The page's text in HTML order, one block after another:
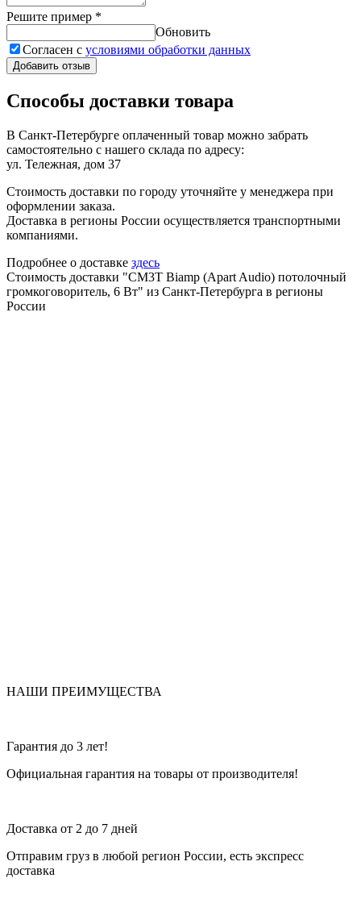
Решите пример *
Обновить
Согласен с условиями обработки данных
Добавить отзыв
Способы доставки товара
В Санкт-Петербурге оплаченный товар можно забрать
самостоятельно с нашего склада по адресу:
ул. Тележная, дом 37
Стоимость доставки по городу уточняйте у менеджера при
оформлении заказа.
Доставка в регионы России осуществляется транспортными
компаниями.
Подробнее о доставке здесь
Стоимость доставки "CM3T Biamp (Apart Audio) потолочный
громкоговоритель, 6 Вт" из Санкт-Петербурга в регионы
России
НАШИ ПРЕИМУЩЕСТВА
Гарантия до 3 лет!
Официальная гарантия на товары от производителя!
Доставка от 2 до 7 дней
Отправим груз в любой регион России, есть экспресс
доставка